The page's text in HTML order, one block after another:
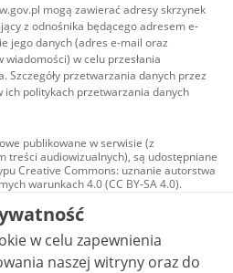
mogą zawierać adresy skrzynek
z odnośnika będącego adresem e-
jego danych (adres e-mail oraz
w celu przesłania
Szczegóły przetwarzania danych przez
ich politykach przetwarzania danych
publikowane w serwisie (z
treści audiowizualnych), są udostępniane
Creative Commons: uznanie autorstwa
warunkach 4.0 (CC BY-SA 4.0).
w tym zdjęcia, materiały
są udostępniane na licencji typu
uznanie autorstwa użycie
- bez utworów zależnych 4.0 (CC BY-
o ile nie jest to stwierdzone inaczej.
w celu zapewnienia
naszej witryny oraz do